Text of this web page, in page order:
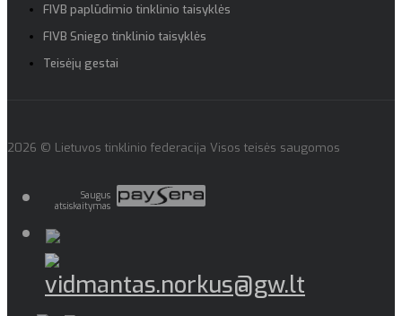
FIVB paplūdimio tinklinio taisyklės
FIVB Sniego tinklinio taisyklės
Teisėjų gestai
2026 © Lietuvos tinklinio federacija Visos teisės saugomos
Saugus
atsiskaitymas